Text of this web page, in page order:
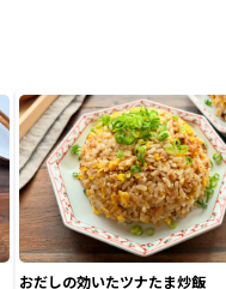
白だし 専用調味料
ジョブリターン制
おだしの効いたツナたま炒飯